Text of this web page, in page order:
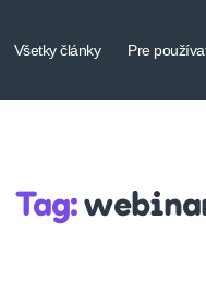
Všetky články Pre
Tag: